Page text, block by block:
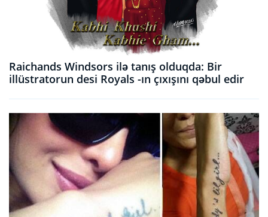
Raichands Windsors ilə tanış olduqda: Bir
illüstratorun desi Royals -ın çıxışını qəbul edir